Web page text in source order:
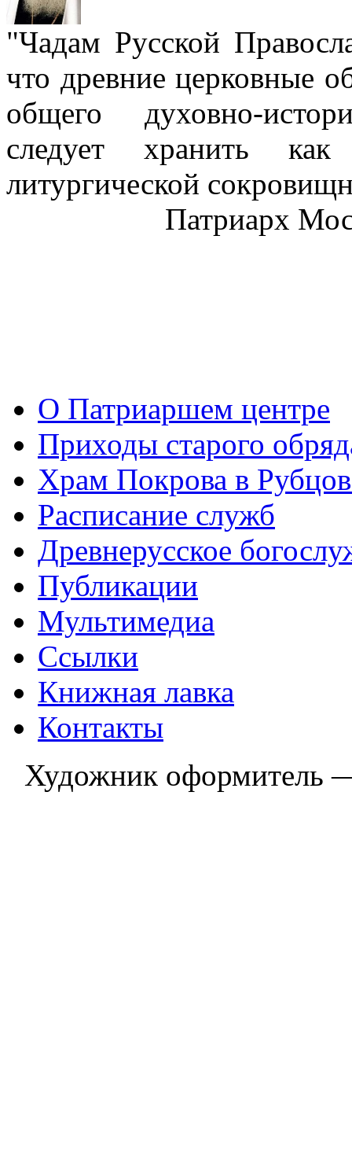
"Чадам Русской
что древние церковные
общего духовно-
следует хранить
литургической
Патриарх
О Патриаршем центре
Приходы старого
Храм Покрова в
Расписание служб
Древнерусское
Публикации
Мультимедиа
Ссылки
Книжная лавка
Контакты
Художник оформитель